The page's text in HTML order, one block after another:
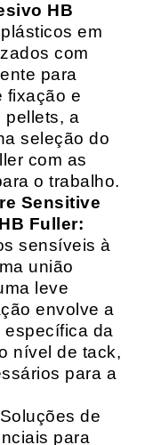
HB
em
com
para
fixação e
pellets, a
seleção do
com as
o trabalho.
Sensitive
Fuller:
sensíveis à
união
leve
envolve a
específica da
nível de tack,
para a
Soluções de
para